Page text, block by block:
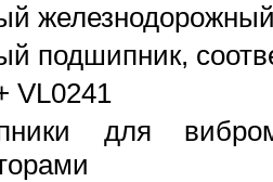
подшипник,
VL0241
для